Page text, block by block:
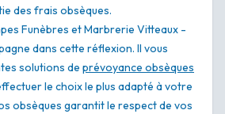
des frais obsèques.
Funèbres et Marbrerie Vitteaux -
dans cette réflexion. Il vous
solutions de prévoyance obsèques
le choix le plus adapté à votre
obsèques garantit le respect de vos